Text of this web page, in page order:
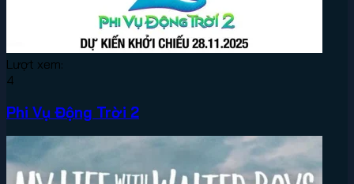
Lượt xem:
4
Phi Vụ Động Trời 2